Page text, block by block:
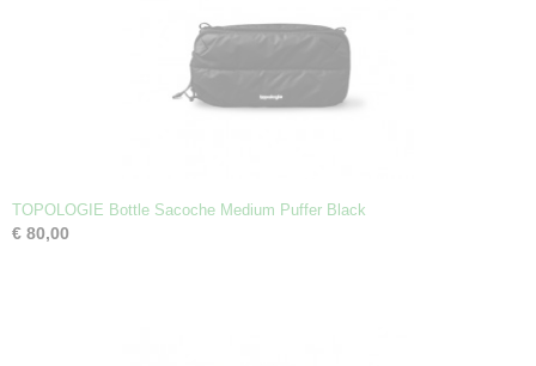
TOPOLOGIE Bottle Sacoche Medium Puffer Black
€ 80,00